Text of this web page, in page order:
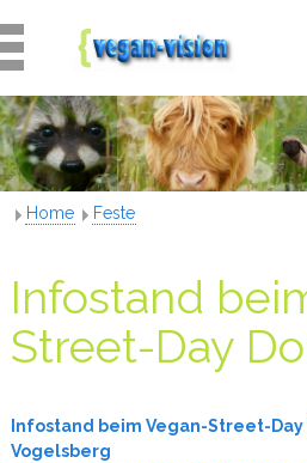
Home Feste
Infostand
Street-Day
Infostand beim Vegan-Street-Day
Vogelsberg